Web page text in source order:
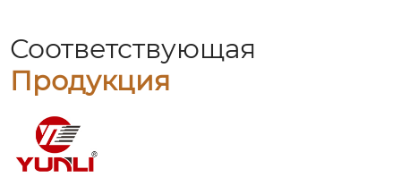
Соответствующая
Продукция